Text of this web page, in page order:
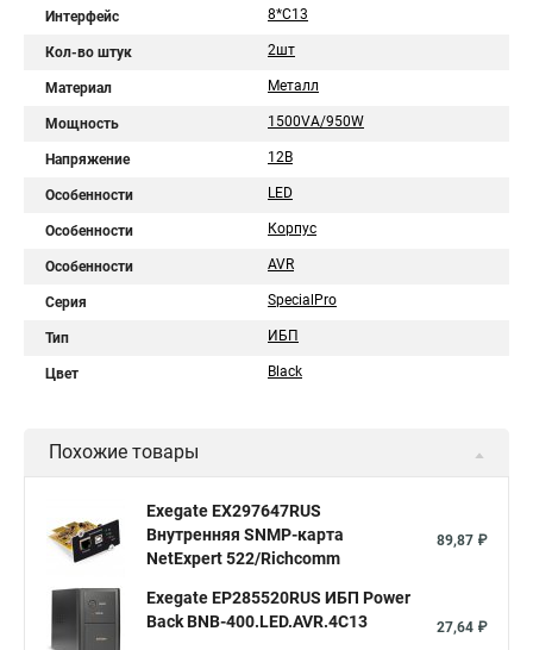
Интерфейс 8*C13
Кол-во штук 2шт
Материал Металл
Мощность 1500VA/950W
Напряжение 12В
Особенности LED
Особенности Корпус
Особенности AVR
Серия SpecialPro
Тип ИБП
Цвет Black
Похожие товары
Exegate EX297647RUS
Внутренняя SNMP-карта
NetExpert 522/Richcomm
89,87 ₽
Exegate EP285520RUS ИБП Power
Back BNB-400.LED.AVR.4C13
27,64 ₽